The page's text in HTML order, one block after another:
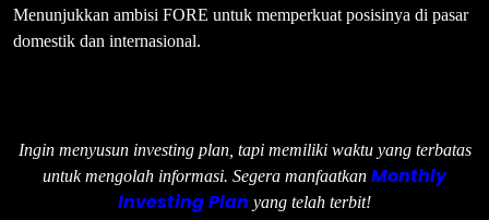
Menunjukkan ambisi FORE untuk memperkuat posisinya di pasar
domestik dan internasional.
Ingin menyusun investing plan, tapi memiliki waktu yang terbatas
untuk mengolah informasi. Segera manfaatkan Monthly
Investing Plan yang telah terbit!